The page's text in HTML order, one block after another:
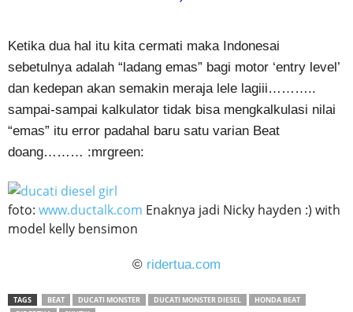
Ketika dua hal itu kita cermati maka Indonesai
sebetulnya adalah “ladang emas” bagi motor ‘entry level’
dan kedepan akan semakin meraja lele lagiii………..
sampai-sampai kalkulator tidak bisa mengkalkulasi nilai
“emas” itu error padahal baru satu varian Beat
doang……… :mrgreen:
foto: www.ductalk.com Enaknya jadi Nicky hayden :) with
model kelly bensimon
© ridertua.com
TAGS BEAT DUCATI MONSTER DUCATI MONSTER DIESEL
HONDA BEAT